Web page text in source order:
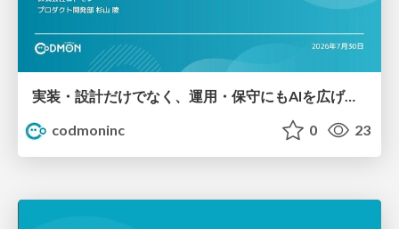
実装・設計だけでなく、運用・保守にもAIを広げてみた / We Took AI Beyond Coding and Into Operations and Maintenance
codmoninc
0 23